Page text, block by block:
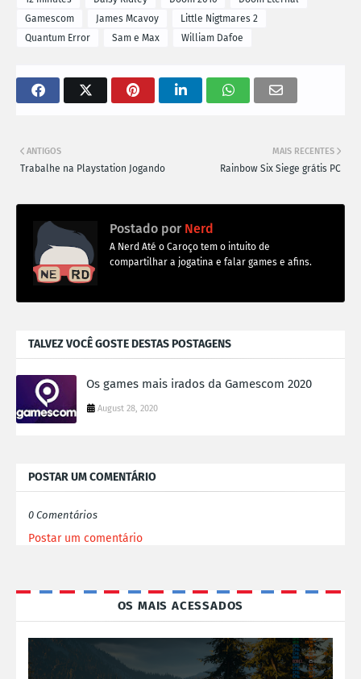
Gamescom
James Mcavoy
Little Nigtmares 2
Quantum Error
Sam e Max William Dafoe
MAIS RECENTES
Rainbow Six Siege grátis PC
ANTIGOS
Trabalhe na Playstation Jogando
Postado por Nerd
A Nerd Até o Caroço tem o intuito de
compartilhar a jogatina e falar games e afins.
TALVEZ VOCÊ GOSTE DESTAS POSTAGENS
Os games mais irados da Gamescom 2020
August 28, 2020
POSTAR UM COMENTÁRIO
0 Comentários
Postar um comentário
OS MAIS ACESSADOS